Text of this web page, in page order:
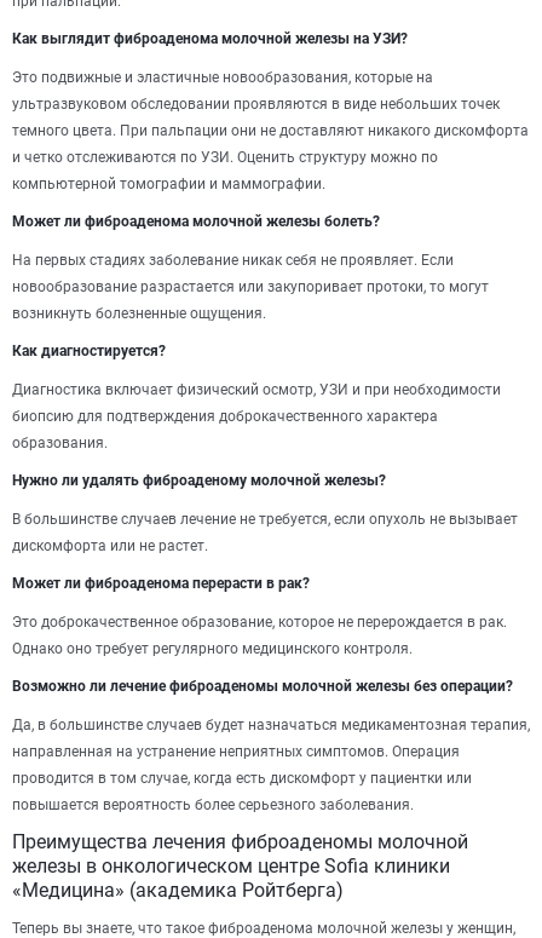
Как выглядит фиброаденома молочной железы на УЗИ?
Это подвижные и эластичные новообразования, которые на
ультразвуковом обследовании проявляются в виде небольших точек
темного цвета. При пальпации они не доставляют никакого дискомфорта
и четко отслеживаются по УЗИ. Оценить структуру можно по
компьютерной томографии и маммографии.
Может ли фиброаденома молочной железы болеть?
На первых стадиях заболевание никак себя не проявляет. Если
новообразование разрастается или закупоривает протоки, то могут
возникнуть болезненные ощущения.
Как диагностируется?
Диагностика включает физический осмотр, УЗИ и при необходимости
биопсию для подтверждения доброкачественного характера
образования.
Нужно ли удалять фиброаденому молочной железы?
В большинстве случаев лечение не требуется, если опухоль не вызывает
дискомфорта или не растет.
Может ли фиброаденома перерасти в рак?
Это доброкачественное образование, которое не перерождается в рак.
Однако оно требует регулярного медицинского контроля.
Возможно ли лечение фиброаденомы молочной железы без операции?
Да, в большинстве случаев будет назначаться медикаментозная терапия,
направленная на устранение неприятных симптомов. Операция
проводится в том случае, когда есть дискомфорт у пациентки или
повышается вероятность более серьезного заболевания.
Преимущества лечения фиброаденомы молочной
железы в онкологическом центре Sofia клиники
«Медицина» (академика Ройтберга)
Теперь вы знаете, что такое фиброаденома молочной железы у женщин,